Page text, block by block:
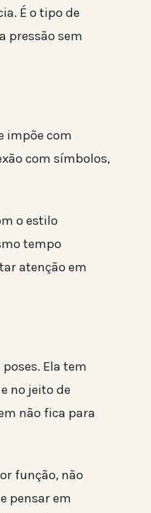
É o tipo de
pressão sem
impõe com
com símbolos,
o estilo
tempo
atenção em
Ela tem
no jeito de
não fica para
função, não
pensar em